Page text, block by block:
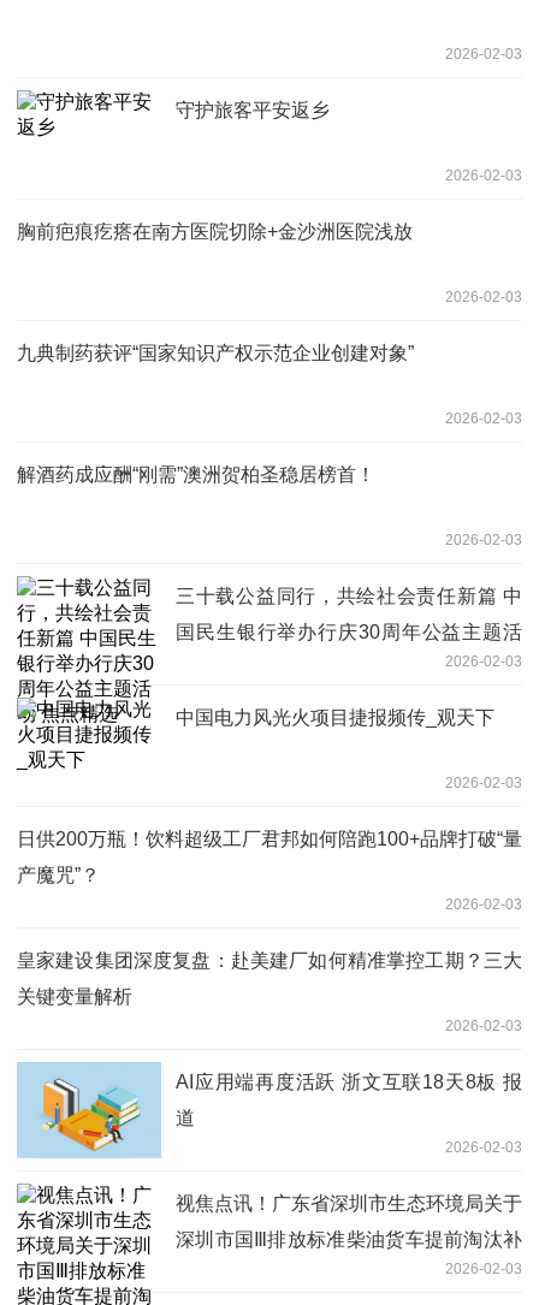
2026-02-03
守护旅客平安返乡
2026-02-03
胸前疤痕疙瘩在南方医院切除+金沙洲医院浅放
2026-02-03
九典制药获评“国家知识产权示范企业创建对象”
2026-02-03
解酒药成应酬“刚需”澳洲贺柏圣稳居榜首！
2026-02-03
三十载公益同行，共绘社会责任新篇 中
国民生银行举办行庆30周年公益主题活
2026-02-03
中国电力风光火项目捷报频传_观天下
2026-02-03
日供200万瓶！饮料超级工厂君邦如何陪跑100+品牌打破“量
产魔咒”？
2026-02-03
皇家建设集团深度复盘：赴美建厂如何精准掌控工期？三大
关键变量解析
2026-02-03
AI应用端再度活跃 浙文互联18天8板 报
道
2026-02-03
视焦点讯！广东省深圳市生态环境局关于
深圳市国Ⅲ排放标准柴油货车提前淘汰补
贴名单（第四十六批）公示的通知2026-02-03